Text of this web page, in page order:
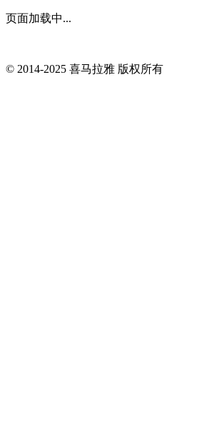
页面加载中...
© 2014-2025 喜马拉雅 版权所有